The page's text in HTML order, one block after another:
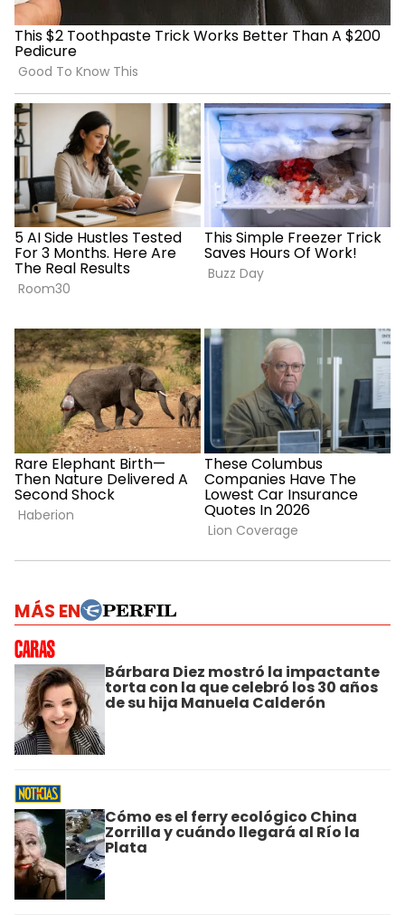
MÁS EN
Bárbara Diez mostró la impactante
torta con la que celebró los 30 años
de su hija Manuela Calderón
Cómo es el ferry ecológico China
Zorrilla y cuándo llegará al Río la
Plata